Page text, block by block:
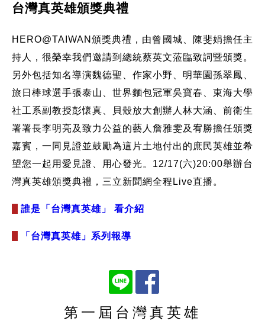
台灣真英雄頒獎典禮
HERO@TAIWAN頒獎典禮，由曾國城、陳斐娟擔任主
持人，很榮幸我們邀請到總統蔡英文蒞臨致詞暨頒獎。
另外包括知名導演魏德聖、作家小野、明華園孫翠鳳、
旅日棒球選手張泰山、世界麵包冠軍吳寶春、東海大學
社工系副教授彭懷真、貝殼放大創辦人林大涵、前衛生
署署長李明亮及致力公益的藝人詹雅雯及宥勝擔任頒獎
嘉賓，一同見證並鼓勵為這片土地付出的庶民英雄並希
望您一起用愛見證、用心發光。12/17(六)20:00舉辦台
灣真英雄頒獎典禮，三立新聞網全程Live直播。
誰是「台灣真英雄」 看介紹
「台灣真英雄」系列報導
第一屆台灣真英雄